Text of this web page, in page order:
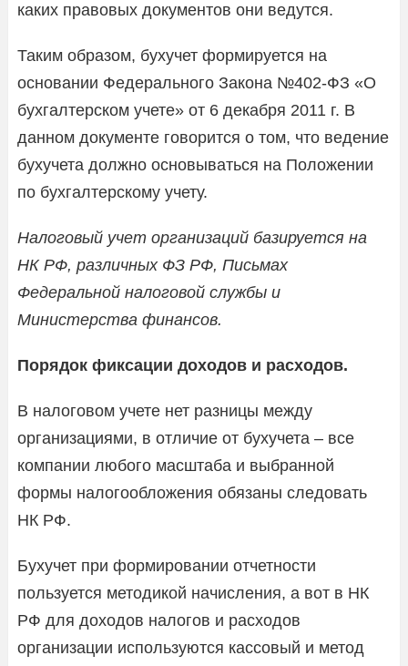
каких правовых документов они ведутся.
Таким образом, бухучет формируется на
основании Федерального Закона №402-ФЗ «О
бухгалтерском учете» от 6 декабря 2011 г. В
данном документе говорится о том, что ведение
бухучета должно основываться на Положении
по бухгалтерскому учету.
Налоговый учет организаций базируется на
НК РФ, различных ФЗ РФ, Письмах
Федеральной налоговой службы и
Министерства финансов.
Порядок фиксации доходов и расходов.
В налоговом учете нет разницы между
организациями, в отличие от бухучета – все
компании любого масштаба и выбранной
формы налогообложения обязаны следовать
НК РФ.
Бухучет при формировании отчетности
пользуется методикой начисления, а вот в НК
РФ для доходов налогов и расходов
организации используются кассовый и метод